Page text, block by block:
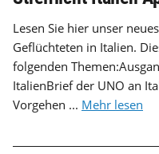
Lesen Sie hier unser
Geflüchteten in Italien.
folgenden
ItalienBrief der UNO an
Vorgehen ... Mehr lesen